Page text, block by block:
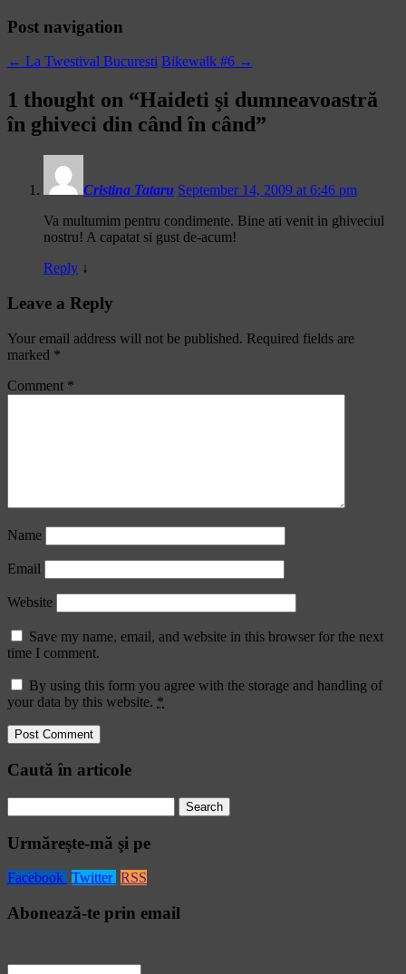
Post navigation
← La Twestival Bucuresti Bikewalk #6 →
1 thought on “Haideti şi dumneavoastră
în ghiveci din când în când”
Cristina Tataru September 14, 2009 at 6:46 pm
Va multumim pentru condimente. Bine ati venit in ghiveciul
nostru! A capatat si gust de-acum!
Reply ↓
Leave a Reply
Your email address will not be published. Required fields are
marked *
Comment *
Name
Email
Website
Save my name, email, and website in this browser for the next
time I comment.
By using this form you agree with the storage and handling of
your data by this website. *
Caută în articole
for:
Urmăreşte-mă şi pe
Facebook Twitter RSS
Abonează-te prin email